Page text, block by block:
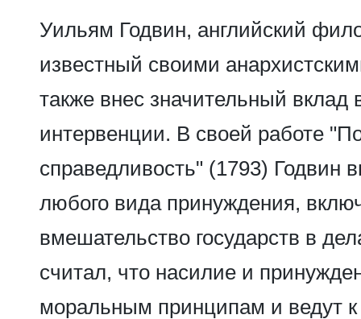
Уильям Годвин, английский
известный своими
также внес значительный вклад
интервенции. В своей работе
справедливость" (1793) Годвин
любого вида принуждения,
вмешательство государств в
считал, что насилие и
моральным принципам и ведут к